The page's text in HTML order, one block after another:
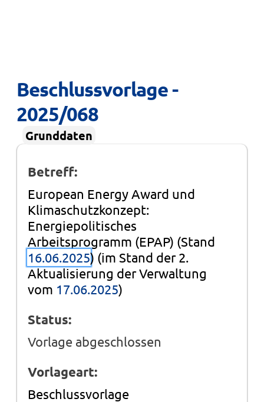
Beschlussvorlage -
2025/068
Grunddaten
Betreff:
European Energy Award und
Klimaschutzkonzept:
Energiepolitisches
Arbeitsprogramm (EPAP) (Stand
16.06.2025) (im Stand der 2.
Aktualisierung der Verwaltung
vom 17.06.2025)
Status:
Vorlage abgeschlossen
Vorlageart:
Beschlussvorlage